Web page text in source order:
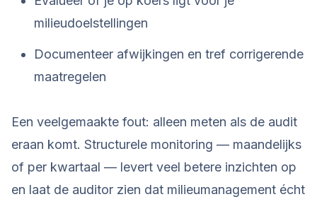
milieudoelstellingen
Documenteer afwijkingen en tref corrigerende
maatregelen
Een veelgemaakte fout: alleen meten als de audit
eraan komt. Structurele monitoring — maandelijks
of per kwartaal — levert veel betere inzichten op
en laat de auditor zien dat milieumanagement écht